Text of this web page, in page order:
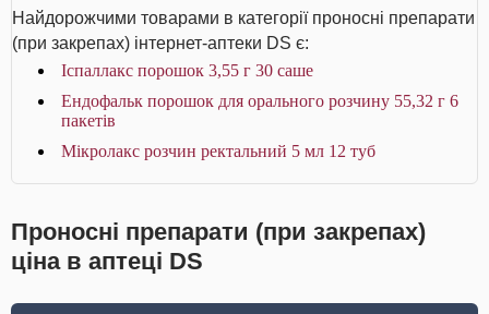
Найдорожчими товарами в категорії проносні препарати
(при закрепах) інтернет-аптеки DS є:
Іспаллакс порошок 3,55 г 30 саше
Ендофальк порошок для орального розчину 55,32 г 6
пакетів
Мікролакс розчин ректальний 5 мл 12 туб
Проносні препарати (при закрепах)
ціна в аптеці DS